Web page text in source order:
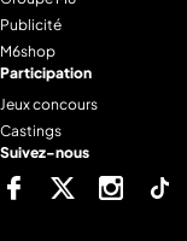
Publicité
M6shop
Participation
Jeux concours
Castings
Suivez-nous
FacebookTwitter Instagram